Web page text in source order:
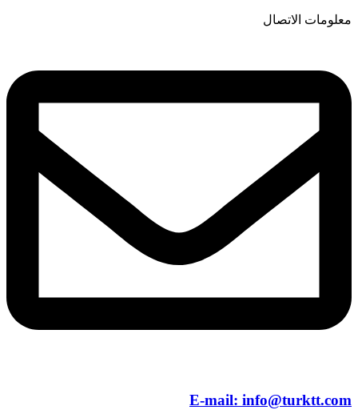
معلومات الاتصال
E-mail: info@turktt.com